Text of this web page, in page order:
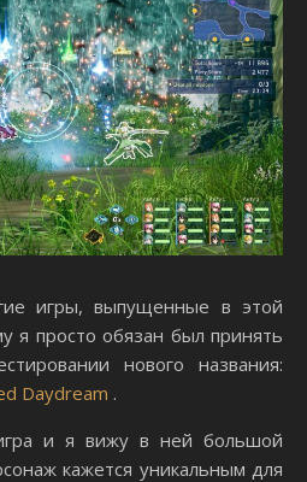
игры, выпущенные в этой
я просто обязан был принять
нового названия:
Daydream .
и я вижу в ней большой
кажется уникальным для